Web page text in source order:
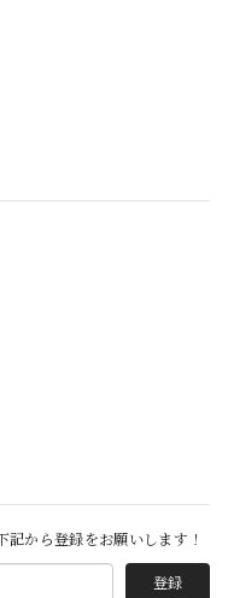
から登録をお願いします！
登録
ました。